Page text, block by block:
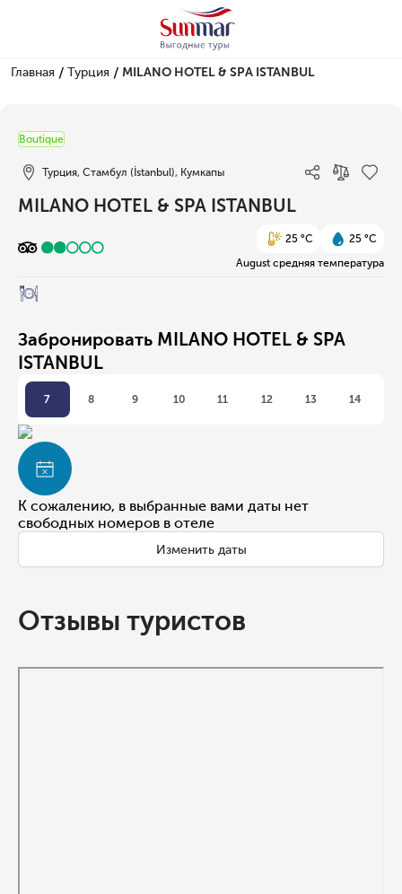
Главная / Турция / MILANO HOTEL & SPA ISTANBUL
Boutique
Турция, Стамбул (İstanbul), Кумкапы
MILANO HOTEL & SPA ISTANBUL
25 °C
25 °C
August средняя температура
Забронировать MILANO HOTEL & SPA
ISTANBUL
7 8 9 10 11 12 13 14
К сожалению, в выбранные вами даты нет
свободных номеров в отеле
Изменить даты
Отзывы туристов